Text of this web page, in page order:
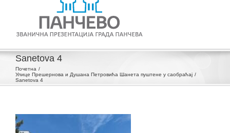
Sanetova 4
Почетна
Улице Прешернова и Душана Петровића Шанета пуштене у саобраћај
Sanetova 4